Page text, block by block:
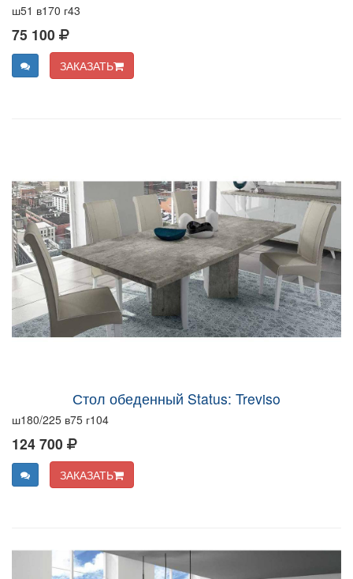
ш51 в170 г43
75 100
ЗАКАЗАТЬ
Стол обеденный Status: Treviso
ш180/225 в75 г104
124 700
ЗАКАЗАТЬ